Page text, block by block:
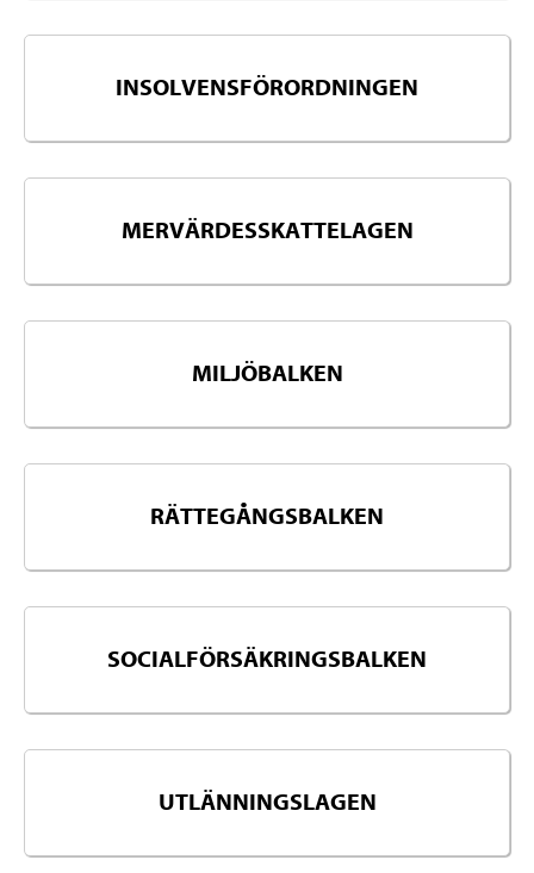
INSOLVENSFÖRORDNINGEN
MERVÄRDESSKATTELAGEN
MILJÖBALKEN
RÄTTEGÅNGSBALKEN
SOCIALFÖRSÄKRINGSBALKEN
UTLÄNNINGSLAGEN